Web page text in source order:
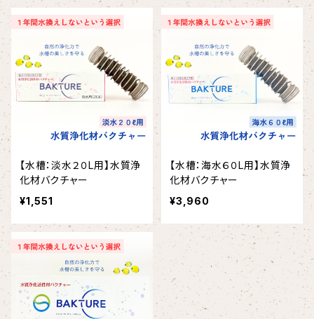
【水槽：淡水２０L用】水質浄
化材バクチャー
¥1,551
【水槽：海水６０L用】水質浄
化材バクチャー
¥3,960